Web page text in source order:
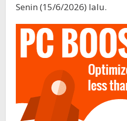
Senin (15/6/2026) lalu.